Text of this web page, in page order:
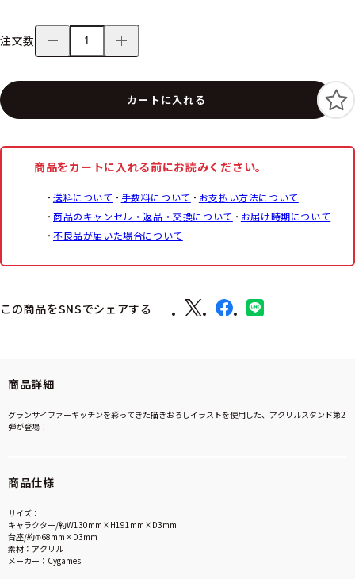
注文数
カートに入れる
商品をカートに入れる前にお読みください。
送料について 手数料について
お支払い方法について
商品のキャンセル・返品・交換について
お届け時期について
不良品が届いた場合について
この商品をSNSでシェアする
商品詳細
グランサイファーキッチンを彩ってきた描きおろしイラストを使用した、アクリルスタンド第2
弾が登場！
商品仕様
サイズ：
キャラクター/約W130mm×H191mm×D3mm
台座/約Φ68mm×D3mm
素材：アクリル
メーカー：Cygames